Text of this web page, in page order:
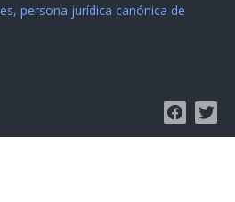
persona jurídica canónica de